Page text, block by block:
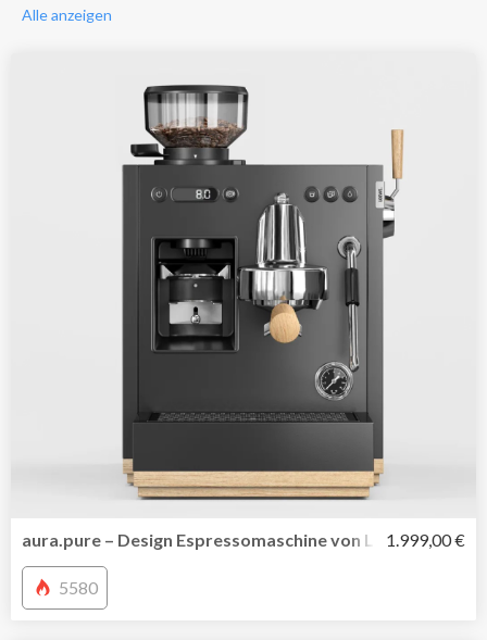
Alle anzeigen
aura.pure – Design Espressomaschine von Loewe1.999,00 €
5580